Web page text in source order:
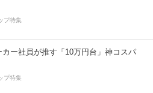
プ特集
カー社員が推す「10万円台」神コスパ
プ特集